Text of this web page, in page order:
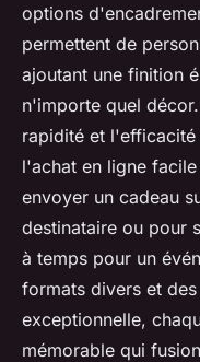
options
permettent de
ajoutant une finition
n'importe quel
rapidité et
l'achat en ligne
envoyer un cadeau
destinataire ou pour
à temps pour un
formats divers et
exceptionnelle,
mémorable qui